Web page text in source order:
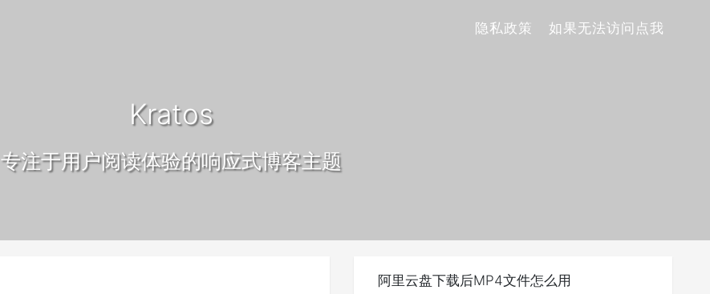
隐私政策 如果无法访问点我
Kratos
专注于用户阅读体验的响应式博客主题
阿里云盘下载后MP4文件怎么用